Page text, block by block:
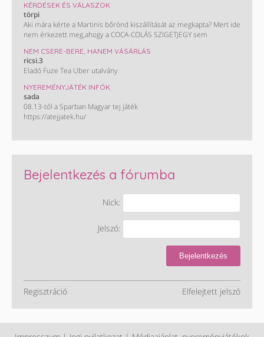
KÉRDÉSEK ÉS VÁLASZOK
törpi
Aki mára kérte a Martinis bőrönd kiszállítását az megkapta? Mert ide
nem érkezett meg,ahogy a COCA-COLÁS SZIGETJEGY sem
NEM CSERE-BERE, HANEM VÁSÁRLÁS
ricsi.3
Eladó Fuze Tea Uber utalvány
NYEREMÉNYJÁTÉK INFÓK
sada
08.13-tól a Sparban Magyar tej játék
https://atejjatek.hu/
Bejelentkezés a fórumba
Nick:
Jelszó:
Bejelentkezés
Regisztráció Elfelejtett jelszó